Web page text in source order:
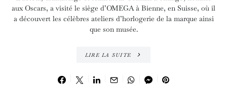
aux Oscars, a visité le siège d’OMEGA à Bienne, en Suisse, où il
a découvert les célèbres ateliers d’horlogerie de la marque ainsi
que son musée.
LIRE LA SUITE